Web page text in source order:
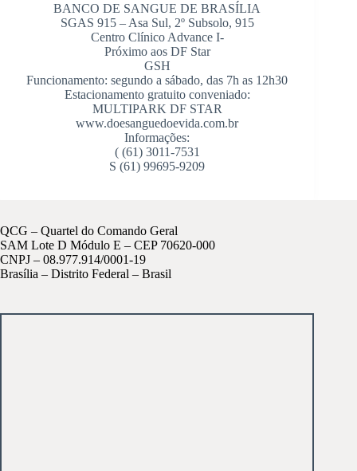
BANCO DE SANGUE DE BRASÍLIA
SGAS 915 – Asa Sul, 2º Subsolo, 915
Centro Clínico Advance I-
Próximo aos DF Star
GSH
Funcionamento: segundo a sábado, das 7h as 12h30
Estacionamento gratuito conveniado:
MULTIPARK DF STAR
www.doesanguedoevida.com.br
Informações:
( (61) 3011-7531
S (61) 99695-9209
QCG – Quartel do Comando Geral
SAM Lote D Módulo E – CEP 70620-000
CNPJ – 08.977.914/0001-19
Brasília – Distrito Federal – Brasil